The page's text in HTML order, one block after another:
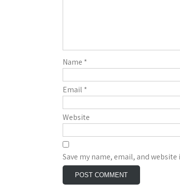
Name *
Email *
Website
Save my name, email, and